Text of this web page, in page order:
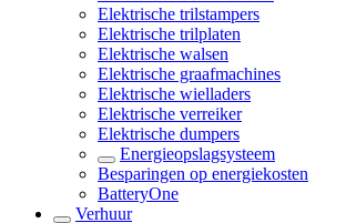
Elektrische trilstampers
Elektrische trilplaten
Elektrische walsen
Elektrische graafmachines
Elektrische wielladers
Elektrische verreiker
Elektrische dumpers
Energieopslagsysteem
Besparingen op energiekosten
BatteryOne
Verhuur